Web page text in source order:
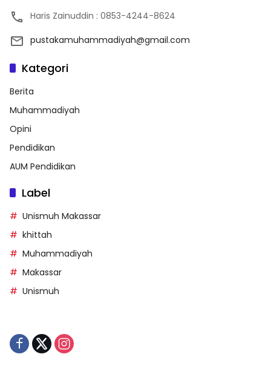
Haris Zainuddin : 0853-4244-8624
pustakamuhammadiyah@gmail.com
Kategori
Berita
Muhammadiyah
Opini
Pendidikan
AUM Pendidikan
Label
Unismuh Makassar
khittah
Muhammadiyah
Makassar
Unismuh